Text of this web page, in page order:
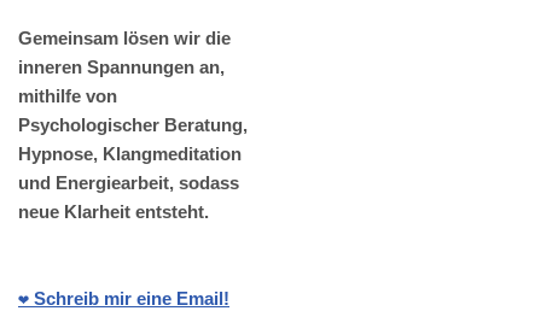
Gemeinsam lösen wir die
inneren Spannungen an,
mithilfe von
Psychologischer Beratung,
Hypnose, Klangmeditation
und Energiearbeit, sodass
neue Klarheit entsteht.
❤️ Schreib mir eine Email!